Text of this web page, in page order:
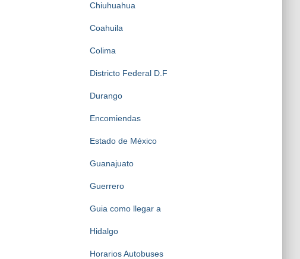
Chiuhuahua
Coahuila
Colima
Districto Federal D.F
Durango
Encomiendas
Estado de México
Guanajuato
Guerrero
Guia como llegar a
Hidalgo
Horarios Autobuses